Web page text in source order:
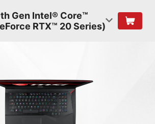
Gen Intel® Core™
RTX™ 20 Series)